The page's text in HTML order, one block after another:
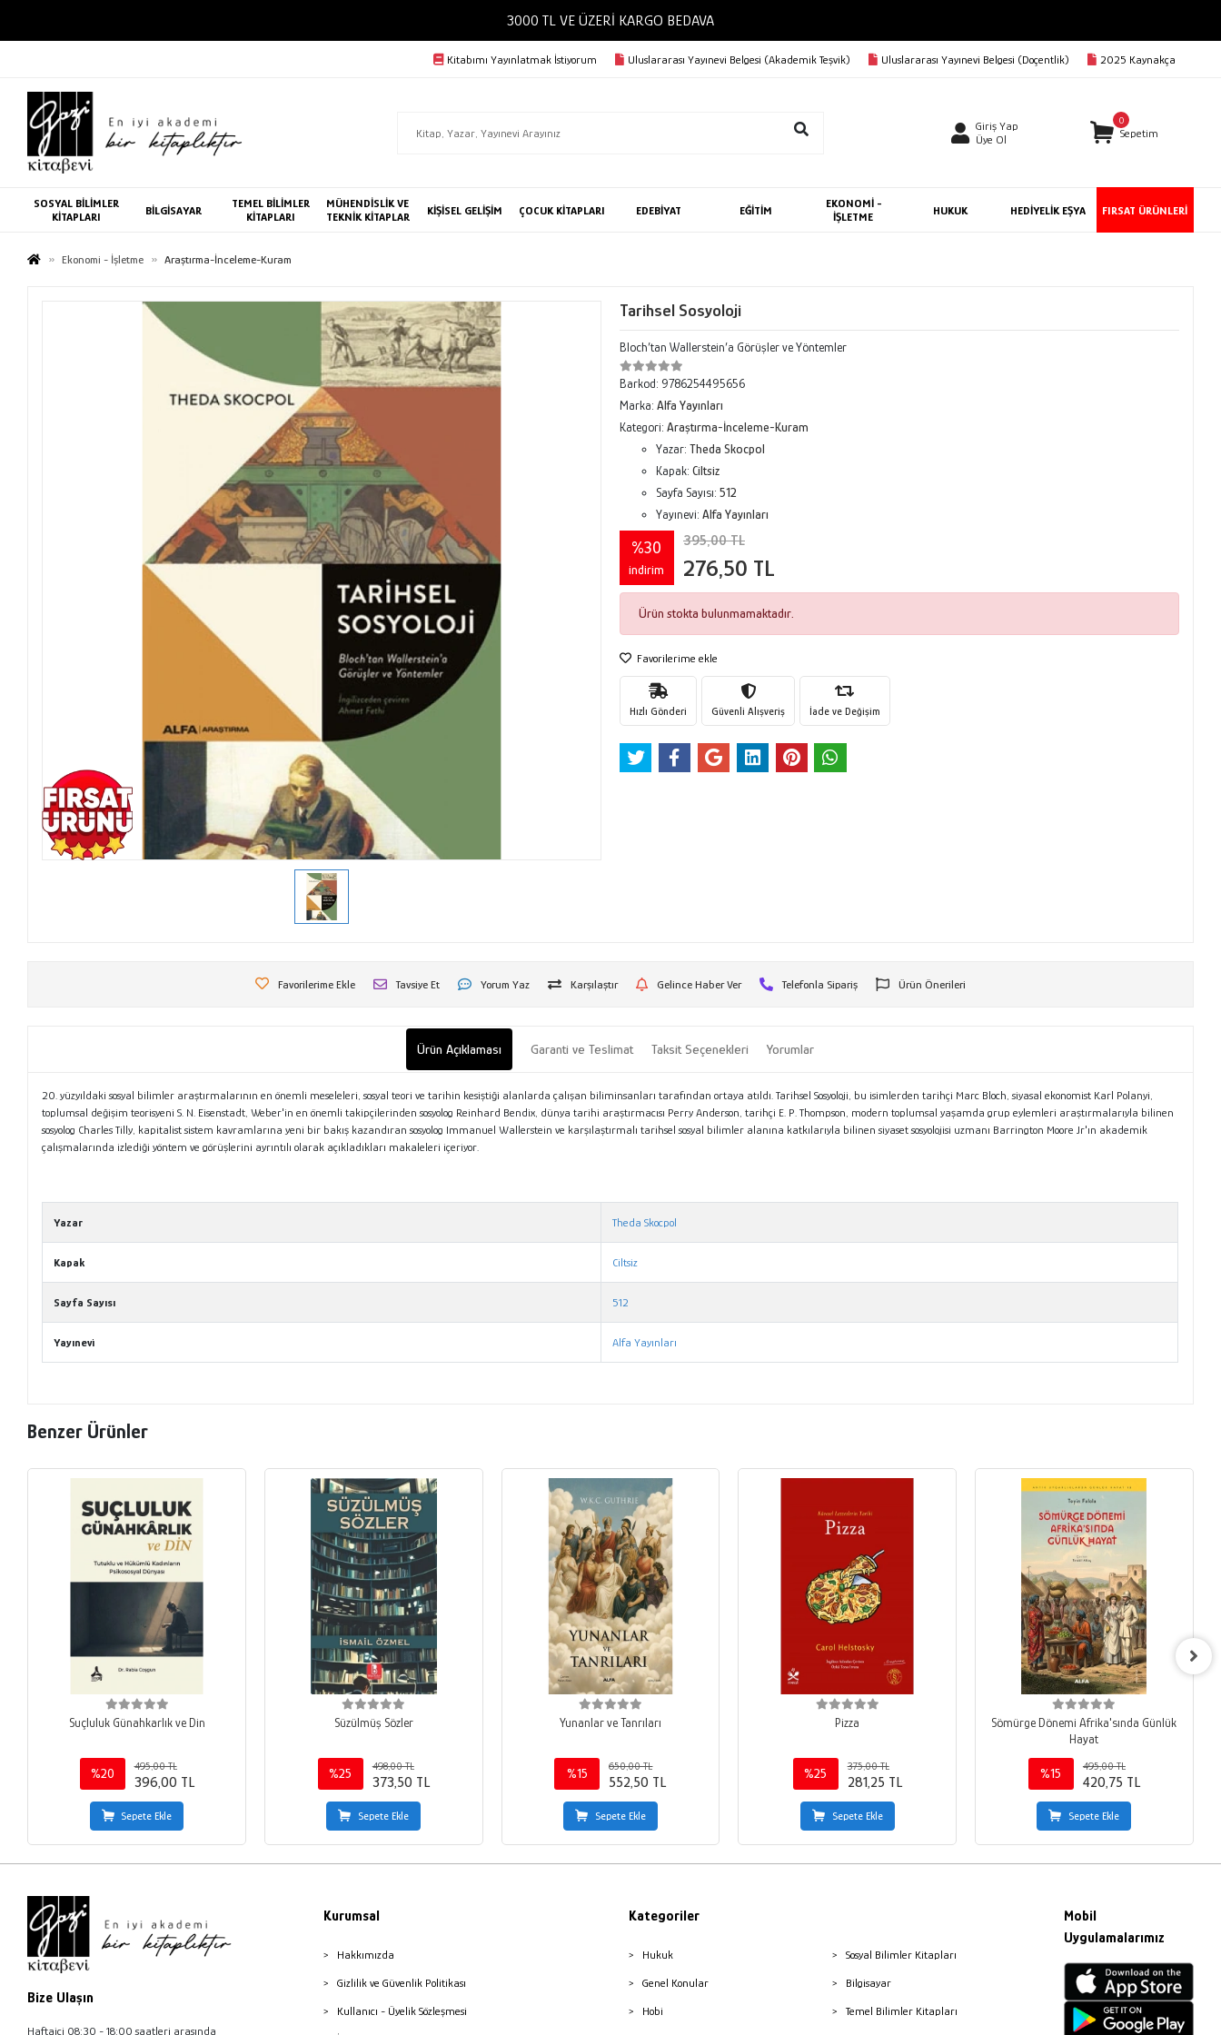
3000 TL VE ÜZERİ KARGO BEDAVA
Kitabımı Yayınlatmak İstiyorum Uluslararası Yayınevi Belgesi (Akademik Teşvik) Uluslararası Yayınevi Belgesi (Doçentlik) 2025 Kaynakça
Giriş Yap
Üye Ol
0
Sepetim
SOSYAL BİLİMLER
KİTAPLARI
BİLGİSAYAR
TEMEL BİLİMLER
KİTAPLARI
MÜHENDİSLİK VE
TEKNİK KİTAPLAR
KİŞİSEL GELİŞİM ÇOCUK KİTAPLARI EDEBİYAT EĞİTİM
EKONOMİ -
İŞLETME
HUKUK HEDİYELİK EŞYA FIRSAT ÜRÜNLERİ
Ekonomi - İşletme Araştırma-İnceleme-Kuram
Tarihsel Sosyoloji
Bloch’tan Wallerstein’a Görüşler ve Yöntemler
Barkod: 9786254495656
Marka: Alfa Yayınları
Kategori: Araştırma-İnceleme-Kuram
Yazar: Theda Skocpol
Kapak: Ciltsiz
Sayfa Sayısı: 512
Yayınevi: Alfa Yayınları
%30
indirim
395,00 TL
276,50 TL
Ürün stokta bulunmamaktadır.
Favorilerime ekle
Hızlı Gönderi Güvenli Alışveriş İade ve Değişim
Favorilerime Ekle Tavsiye Et Yorum Yaz Karşılaştır Gelince Haber Ver Telefonla Sipariş Ürün Önerileri
Ürün Açıklaması Garanti ve Teslimat Taksit Seçenekleri Yorumlar
20. yüzyıldaki sosyal bilimler araştırmalarının en önemli meseleleri, sosyal teori ve tarihin kesiştiği alanlarda çalışan biliminsanları tarafından ortaya atıldı. Tarihsel Sosyoloji, bu isimlerden tarihçi Marc Bloch, siyasal ekonomist Karl Polanyi,
toplumsal değişim teorisyeni S. N. Eisenstadt, Weber'in en önemli takipçilerinden sosyolog Reinhard Bendix, dünya tarihi araştırmacısı Perry Anderson, tarihçi E. P. Thompson, modern toplumsal yaşamda grup eylemleri araştırmalarıyla bilinen
sosyolog Charles Tilly, kapitalist sistem kavramlarına yeni bir bakış kazandıran sosyolog Immanuel Wallerstein ve karşılaştırmalı tarihsel sosyal bilimler alanına katkılarıyla bilinen siyaset sosyolojisi uzmanı Barrington Moore Jr'ın akademik
çalışmalarında izlediği yöntem ve görüşlerini ayrıntılı olarak açıkladıkları makaleleri içeriyor.
Yazar Theda Skocpol
Kapak Ciltsiz
Sayfa Sayısı 512
Yayınevi Alfa Yayınları
Benzer Ürünler
Suçluluk Günahkarlık ve Din
%20
495,00 TL
396,00 TL
Sepete Ekle
Süzülmüş Sözler
%25
498,00 TL
373,50 TL
Sepete Ekle
Yunanlar ve Tanrıları
%15
650,00 TL
552,50 TL
Sepete Ekle
Pizza
%25
375,00 TL
281,25 TL
Sepete Ekle
Sömürge Dönemi Afrika'sında Günlük
Hayat
%15
495,00 TL
420,75 TL
Sepete Ekle
Bize Ulaşın
Haftaiçi 08:30 - 18:00 saatleri arasında
Kurumsal
Hakkımızda
Gizlilik ve Güvenlik Politikası
Kullanıcı - Üyelik Sözleşmesi
Kategoriler
Hukuk
Genel Konular
Hobi
Sosyal Bilimler Kitapları
Bilgisayar
Temel Bilimler Kitapları
Mobil
Uygulamalarımız